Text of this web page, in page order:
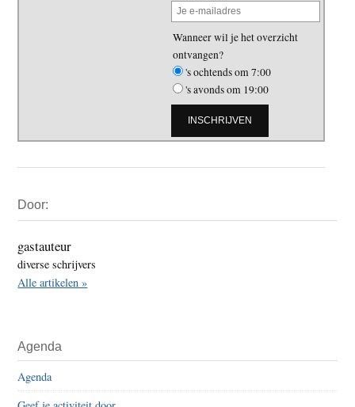
Wanneer wil je het overzicht
ontvangen?
's ochtends om 7:00
's avonds om 19:00
Sidebar
Door:
gastauteur
diverse schrijvers
Alle artikelen »
Agenda
Agenda